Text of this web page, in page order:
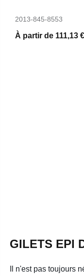
2013-845-8553
À partir de 111,13
GILETS EPI
Il n'est pas toujours